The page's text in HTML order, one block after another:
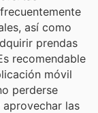
así como
prendas
recomendable
móvil
perderse
las